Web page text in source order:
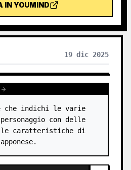
carte desideri, e il
immagini di Tarocchi
significato. Supporta il set
singoli gruppi o una
senza la plastica effetto
per una pescata
con interpretazione
IN YOUMIND
19 dic 2025
che indichi le varie
con delle
caratteristiche di